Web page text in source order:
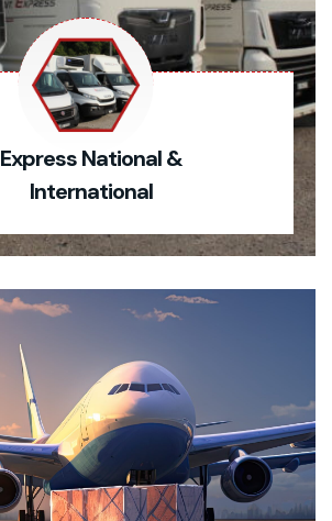
Express National &
International